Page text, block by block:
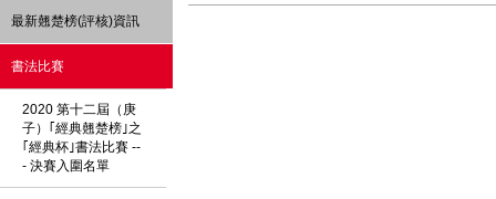
最新翹楚榜(評核)資訊
書法比賽
2020 第十二屆（庚
子）｢經典翹楚榜｣之
｢經典杯｣書法比賽 --
- 決賽入圍名單